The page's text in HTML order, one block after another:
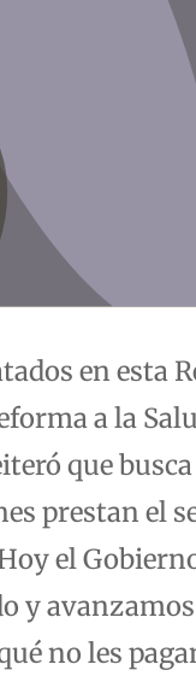
en esta
a la
que
prestan el
el
y
no les